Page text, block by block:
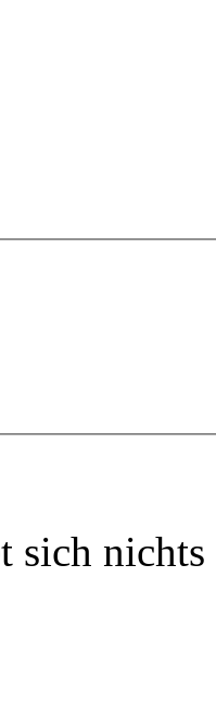
sich